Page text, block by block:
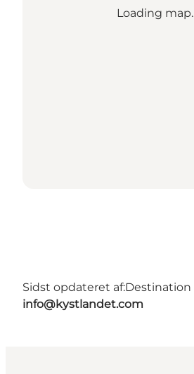
Loading
Sidst opdateret af:
info@kystlandet.com